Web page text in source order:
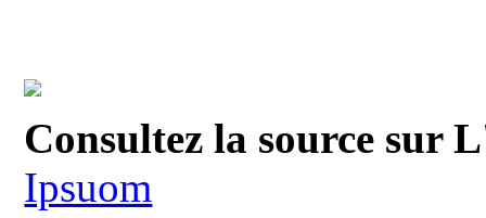
Consultez la source sur
Ipsuom